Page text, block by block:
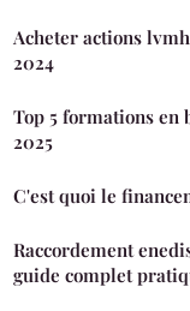
Acheter actions
2024
Top 5 formations en
2025
C'est quoi le
Raccordement
guide complet